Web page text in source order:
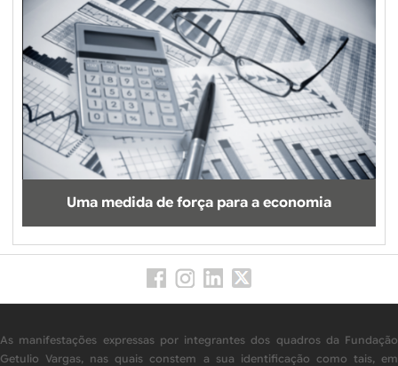
Uma medida de força para a economia
As manifestações expressas por integrantes dos quadros da Fundação
Getulio Vargas, nas quais constem a sua identificação como tais, em